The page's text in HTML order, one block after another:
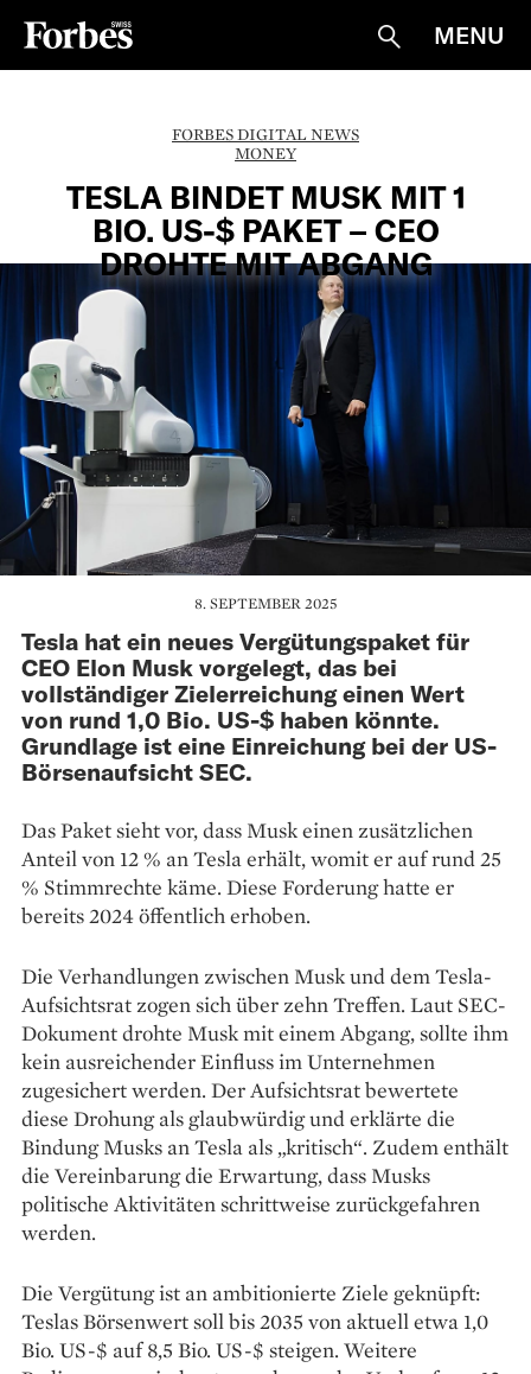
Suche
MENU
FORBES DIGITAL NEWS
MONEY
TESLA BINDET MUSK MIT 1
BIO. US-$ PAKET – CEO
DROHTE MIT ABGANG
8. SEPTEMBER 2025
Tesla hat ein neues Vergütungspaket für
CEO Elon Musk vorgelegt, das bei
vollständiger Zielerreichung einen Wert
von rund 1,0 Bio. US-$ haben könnte.
Grundlage ist eine Einreichung bei der US-
Börsenaufsicht SEC.
Das Paket sieht vor, dass Musk einen zusätzlichen
Anteil von 12 % an Tesla erhält, womit er auf rund 25
% Stimmrechte käme. Diese Forderung hatte er
bereits 2024 öffentlich erhoben.
Die Verhandlungen zwischen Musk und dem Tesla-
Aufsichtsrat zogen sich über zehn Treffen. Laut SEC-
Dokument drohte Musk mit einem Abgang, sollte ihm
kein ausreichender Einfluss im Unternehmen
zugesichert werden. Der Aufsichtsrat bewertete
diese Drohung als glaubwürdig und erklärte die
Bindung Musks an Tesla als „kritisch“. Zudem enthält
die Vereinbarung die Erwartung, dass Musks
politische Aktivitäten schrittweise zurückgefahren
werden.
Die Vergütung ist an ambitionierte Ziele geknüpft:
Teslas Börsenwert soll bis 2035 von aktuell etwa 1,0
Bio. US-$ auf 8,5 Bio. US-$ steigen. Weitere